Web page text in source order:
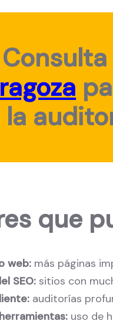
la
que
web: más páginas
SEO: sitios con
auditorías
uso de